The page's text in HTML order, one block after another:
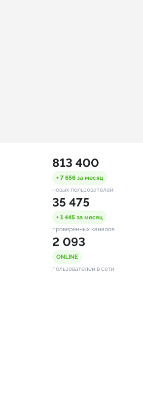
813 400
+ 7 656 за месяц
новых пользователей
35 475
+ 1 445 за месяц
проверенных каналов
2 093
ONLINE
пользователей в сети